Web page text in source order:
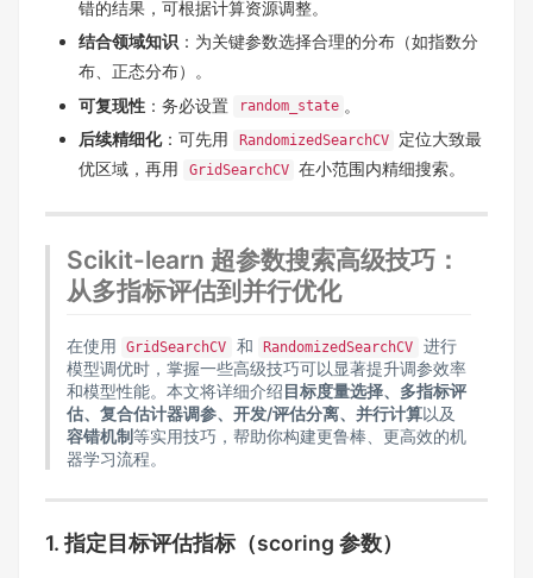
错的结果，可根据计算资源调整。
结合领域知识 ：为关键参数选择合理的分布（如指数分
布、正态分布）。
可复现性 ：务必设置 random_state 。
后续精细化：可先用 RandomizedSearchCV
定位大致最
优区域，再用
GridSearchCV 在小范围内精细搜索。
Scikit-learn 超参数搜索高级技巧：
从多指标评估到并行优化
在使用 GridSearchCV 和 RandomizedSearchCV
进行
模型调优时，掌握一些高级技巧可以显著提升调参效率
和模型性能。本文将详细介绍目标度量选择、多指标评
估、复合估计器调参、开发/评估分离、并行计算以及
容错机制等实用技巧，帮助你构建更鲁棒、更高效的机
器学习流程。
1. 指定目标评估指标（scoring 参数）